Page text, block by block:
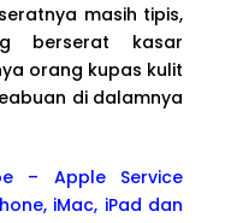
masih tipis,
berserat kasar
orang kupas kulit
di dalamnya
– Apple Service
iMac, iPad dan